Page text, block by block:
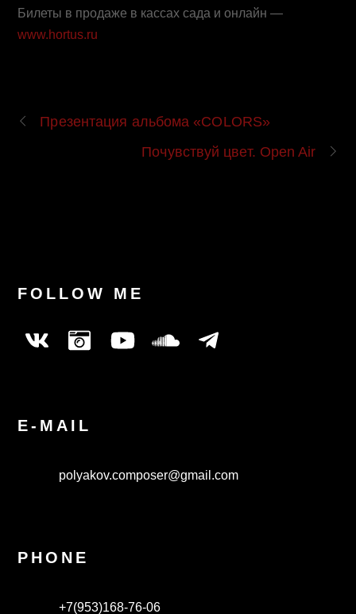
Билеты в продаже в кассах сада и онлайн —
www.hortus.ru
Презентация альбома «COLORS»
Почувствуй цвет. Open Air
FOLLOW ME
E-MAIL
polyakov.composer@gmail.com
PHONE
+7(953)168-76-06